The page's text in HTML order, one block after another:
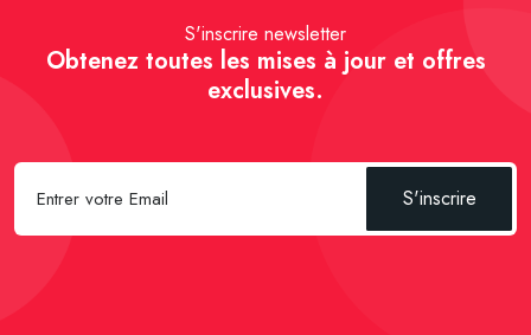
S'inscrire newsletter
Obtenez toutes les mises à jour et offres
exclusives.
S'inscrire